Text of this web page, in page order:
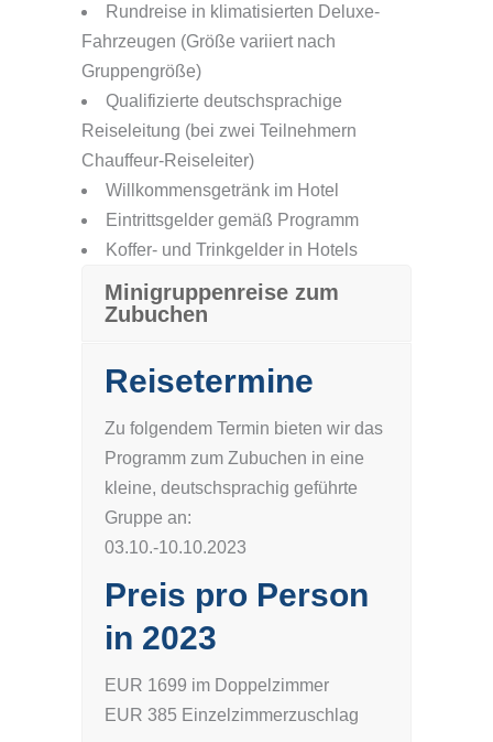
Rundreise in klimatisierten Deluxe-
Fahrzeugen (Größe variiert nach
Gruppengröße)
Qualifizierte deutschsprachige
Reiseleitung (bei zwei Teilnehmern
Chauffeur-Reiseleiter)
Willkommensgetränk im Hotel
Eintrittsgelder gemäß Programm
Koffer- und Trinkgelder in Hotels
Minigruppenreise zum
Zubuchen
Reisetermine
Zu folgendem Termin bieten wir das
Programm zum Zubuchen in eine
kleine, deutschsprachig geführte
Gruppe an:
03.10.-10.10.2023
Preis pro Person
in 2023
EUR 1699 im Doppelzimmer
EUR 385 Einzelzimmerzuschlag